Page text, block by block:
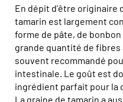
En dépit d'être originaire
tamarin est largement
forme de pâte, de
grande quantité de
souvent recommandé
intestinale. Le goût est
ingrédient parfait pour la
La graine de tamarin a